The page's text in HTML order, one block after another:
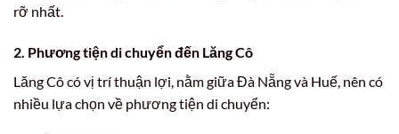
rỡ nhất.
2. Phương tiện di chuyển đến Lăng Cô
Lăng Cô có vị trí thuận lợi, nằm giữa Đà Nẵng và Huế, nên có
nhiều lựa chọn về phương tiện di chuyển: